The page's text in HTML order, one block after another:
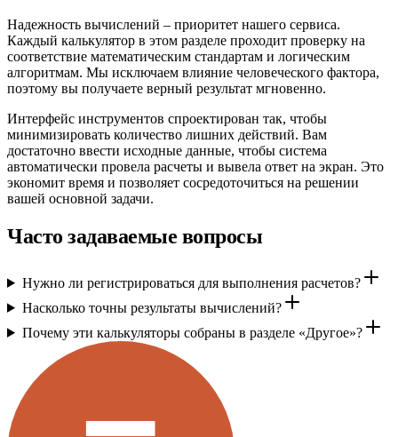
Надежность вычислений – приоритет нашего сервиса.
Каждый калькулятор в этом разделе проходит проверку на
соответствие математическим стандартам и логическим
алгоритмам. Мы исключаем влияние человеческого фактора,
поэтому вы получаете верный результат мгновенно.
Интерфейс инструментов спроектирован так, чтобы
минимизировать количество лишних действий. Вам
достаточно ввести исходные данные, чтобы система
автоматически провела расчеты и вывела ответ на экран. Это
экономит время и позволяет сосредоточиться на решении
вашей основной задачи.
Часто задаваемые вопросы
Нужно ли регистрироваться для выполнения расчетов?
Насколько точны результаты вычислений?
Почему эти калькуляторы собраны в разделе «Другое»?